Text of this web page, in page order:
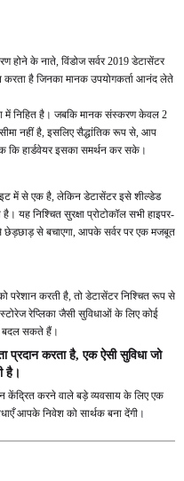
के नाते, विंडोज सर्वर 2019 डेटासेंटर
करता है जिनका मानक उपयोगकर्ता आनंद लेते
में निहित है। जबकि मानक संस्करण केवल 2
नहीं है, इसलिए सैद्धांतिक रूप से, आप
हार्डवेयर इसका समर्थन कर सके।
में से एक है, लेकिन डेटासेंटर इसे शील्डेड
यह निश्चित सुरक्षा प्रोटोकॉल सभी हाइपर-
छेड़छाड़ से बचाएगा, आपके सर्वर पर एक मजबूत
परेशान करती है, तो डेटासेंटर निश्चित रूप से
रेप्लिका जैसी सुविधाओं के लिए कोई
बदल सकते हैं।
करता है, एक ऐसी सुविधा जो
है।
केंद्रित करने वाले बड़े व्यवसाय के लिए एक
आपके निवेश को सार्थक बना देंगी।